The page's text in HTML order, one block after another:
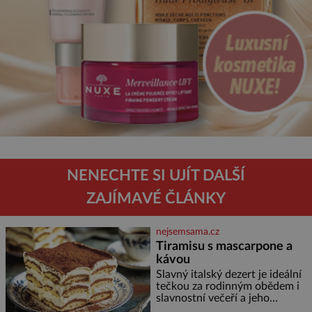
NENECHTE SI UJÍT DALŠÍ
ZAJÍMAVÉ ČLÁNKY
nejsemsama.cz
Tiramisu s mascarpone a
kávou
Slavný italský dezert je ideální
tečkou za rodinným obědem i
slavnostní večeří a jeho